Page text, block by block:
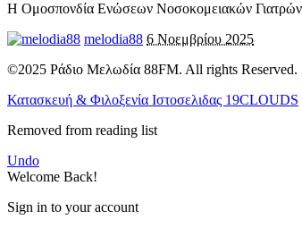
Η Ομοσπονδία Ενώσεων Νοσοκομειακών
melodia88 6 Νοεμβρίου 2025
©2025 Ράδιο Μελωδία 88FM. All rights Reserved.
Κατασκευή & Φιλοξενία Ιστοσελιδας 19CLOUDS
Removed from reading list
Undo
Welcome Back!
Sign in to your account